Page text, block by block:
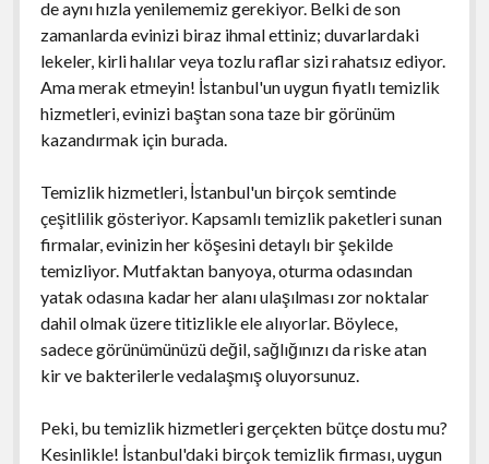
de aynı hızla yenilememiz gerekiyor. Belki de son
zamanlarda evinizi biraz ihmal ettiniz; duvarlardaki
lekeler, kirli halılar veya tozlu raflar sizi rahatsız ediyor.
Ama merak etmeyin! İstanbul'un uygun fiyatlı temizlik
hizmetleri, evinizi baştan sona taze bir görünüm
kazandırmak için burada.
Temizlik hizmetleri, İstanbul'un birçok semtinde
çeşitlilik gösteriyor. Kapsamlı temizlik paketleri sunan
firmalar, evinizin her köşesini detaylı bir şekilde
temizliyor. Mutfaktan banyoya, oturma odasından
yatak odasına kadar her alanı ulaşılması zor noktalar
dahil olmak üzere titizlikle ele alıyorlar. Böylece,
sadece görünümünüzü değil, sağlığınızı da riske atan
kir ve bakterilerle vedalaşmış oluyorsunuz.
Peki, bu temizlik hizmetleri gerçekten bütçe dostu mu?
Kesinlikle! İstanbul'daki birçok temizlik firması, uygun